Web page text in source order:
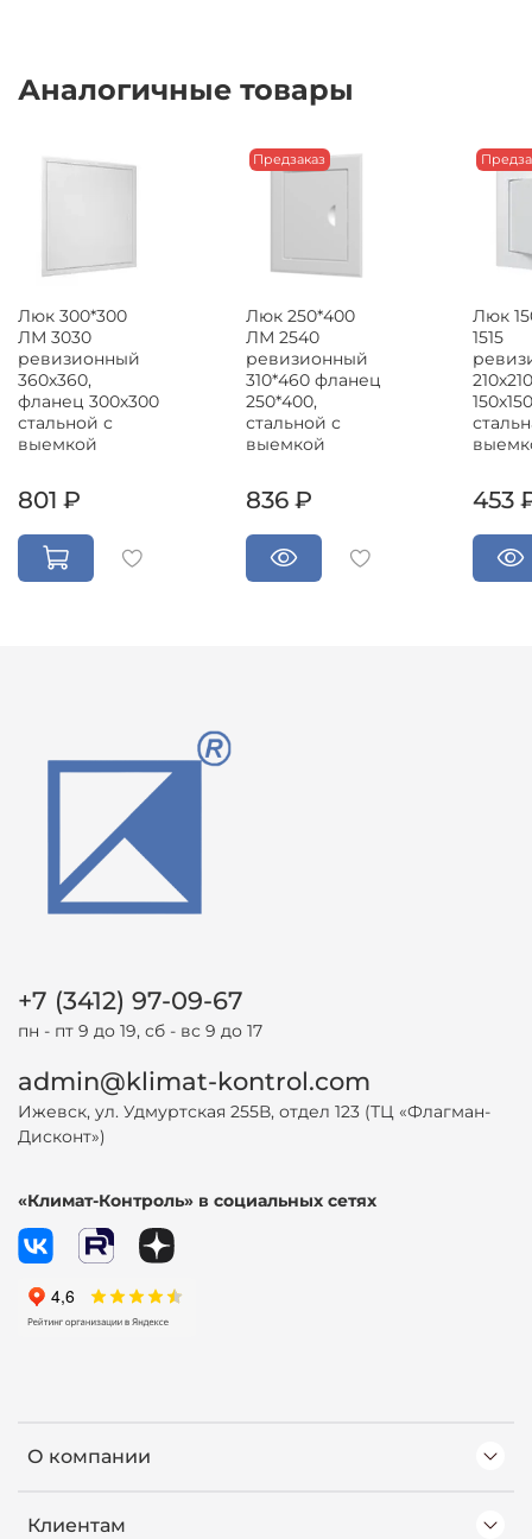
Аналогичные товары
Люк 300*300
ЛМ 3030
ревизионный
360х360,
фланец 300х300
стальной с
выемкой
801 ₽
Предзаказ
Люк 250*400
ЛМ 2540
ревизионный
310*460 фланец
250*400,
стальной с
выемкой
836 ₽
Люк
1515
150х150
453
О компании
Клиентам
+7 (3412) 97-09-67
пн - пт 9 до 19, сб - вс 9 до 17
admin@klimat-kontrol.com
Ижевск, ул. Удмуртская 255В, отдел 123 (ТЦ «Флагман-
Дисконт»)
«Климат-Контроль» в социальных сетях